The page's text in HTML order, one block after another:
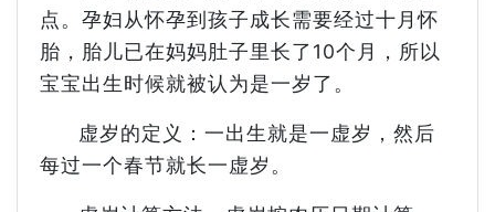
点。孕妇从怀孕到孩子成长需要经过十月怀
胎，胎儿已在妈妈肚子里长了10个月，所以
宝宝出生时候就被认为是一岁了。
虚岁的定义：一出生就是一虚岁，然后
每过一个春节就长一虚岁。